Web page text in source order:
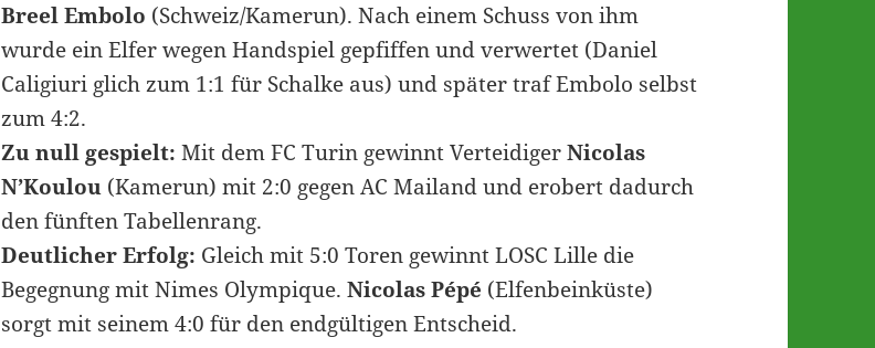
Breel Embolo (Schweiz/Kamerun). Nach einem Schuss von ihm
wurde ein Elfer wegen Handspiel gepfiffen und verwertet (Daniel
Caligiuri glich zum 1:1 für Schalke aus) und später traf Embolo selbst
zum 4:2.
Zu null gespielt: Mit dem FC Turin gewinnt VerteidigerNicolas
N’Koulou (Kamerun) mit 2:0 gegen AC Mailand und erobert dadurch
den fünften Tabellenrang.
Deutlicher Erfolg: Gleich mit 5:0 Toren gewinnt LOSC Lille die
Begegnung mit Nimes Olympique.Nicolas Pépé (Elfenbeinküste)
sorgt mit seinem 4:0 für den endgültigen Entscheid.